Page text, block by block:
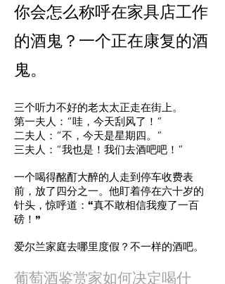
你会怎么称呼在家具店工作
的酒鬼？一个正在康复的酒
鬼。
三个听力不好的老太太正走在街上。
第一夫人：“哇，今天刮风了！”
二夫人：“不，今天是星期四。”
三夫人：“我也是！我们去酒吧吧！”
一个喝得酩酊大醉的人走到停车收费表
前，放了四分之一。他盯着停在六十岁的
针头，惊呼道：“真不敢相信我瘦了一百
磅！”
爱尔兰家庭去哪里度假？不一样的酒吧。
葡萄酒鉴赏家如何决定喝什